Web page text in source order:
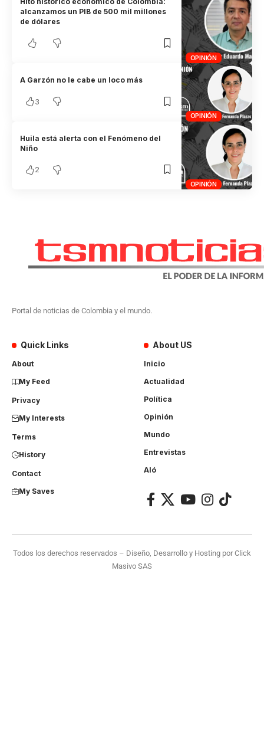
OPINIÓN
alcanzamos un PIB de 500 mil millones
de dólares
OPINIÓN
A Garzón no le cabe un loco más
3
OPINIÓN
Huila está alerta con el Fenómeno del
Niño
2
Portal de noticias de Colombia y el mundo.
Quick Links
About
My Feed
Privacy
My Interests
Terms
History
Contact
My Saves
About US
Inicio
Actualidad
Política
Opinión
Mundo
Entrevistas
Aló
Todos los derechos reservados – Diseño, Desarrollo y Hosting porClick
Masivo SAS